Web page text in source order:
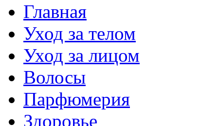
Главная
Уход за телом
Уход за лицом
Волосы
Парфюмерия
Здоровье